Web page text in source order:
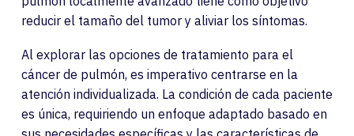
Pacientes
reducir el tamaño del tumor y aliviar los síntomas.
Al explorar las opciones de tratamiento para el
cáncer de pulmón, es imperativo centrarse en la
atención individualizada. La condición de cada paciente
es única, requiriendo un enfoque adaptado basado en